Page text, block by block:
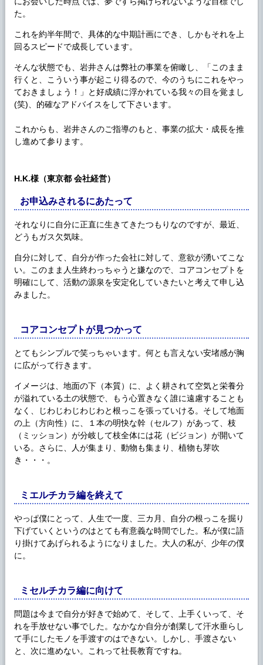
た。
これを約半年間で、具体的な中期計画にでき、しかもそれを上
回るスピードで成長しています。
そんな状態でも、岩井さんは弊社の事業を俯瞰し、「このまま
行くと、こういう事が起こり得るので、今のうちにこれをやっ
ておきましょう！」と好成績に浮かれている我々の目を覚まし
(笑)、的確なアドバイスをして下さいます。
これからも、岩井さんのご指導のもと、事業の拡大・成長を推
し進めて参ります。
H.K.様（東京都 会社経営）
お申込みされるにあたって
それなりに自分に正直に生きてきたつもりなのですが、最近、
どうもガス欠気味。
自分に対して、自分が作った会社に対して、意欲が湧いてこな
い。このまま人生終わっちゃうと嫌なので、コアコンセプトを
明確にして、活動の源泉を安定化していきたいと考えて申し込
みました。
コアコンセプトが見つかって
とてもシンプルで笑っちゃいます。何とも言えない安堵感が胸
に広がって行きます。
イメージは、地面の下（本質）に、よく耕されて空気と栄養分
が溢れている土の状態で、もう心置きなく誰に遠慮することも
なく、じわじわじわじわと根っこを張っていける。そして地面
の上（方向性）に、１本の明快な幹（セルフ）があって、枝
（ミッション）が分岐して枝全体には花（ビジョン）が開いて
いる。さらに、人が集まり、動物も集まり、植物も芽吹
き・・・。
ミエルチカラ編を終えて
やっぱ僕にとって、人生で一度、三カ月、自分の根っこを掘り
下げていくというのはとても有意義な時間でした。私が僕に語
り掛けてあげられるようになりました。大人の私が、少年の僕
に。
ミセルチカラ編に向けて
問題は今まで自分が好きで始めて、そして、上手くいって、そ
れを手放せない事でした。なかなか自分が創業して汗水垂らし
て手にしたモノを手渡すのはできない。しかし、手渡さない
と、次に進めない。これって社長教育ですね。